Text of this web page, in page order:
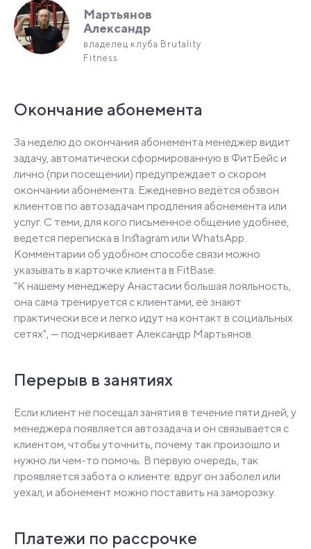
Мартьянов
Александр
владелец клуба Brutality
Fitness
Окончание абонемента
За неделю до окончания абонемента менеджер видит
задачу, автоматически сформированную в ФитБейс и
лично (при посещении) предупреждает о скором
окончании абонемента. Ежедневно ведётся обзвон
клиентов по автозадачам продления абонемента или
услуг. С теми, для кого письменное общение удобнее,
ведется переписка в Instagram или WhatsApp.
Комментарии об удобном способе связи можно
указывать в карточке клиента в FitBase.
"К нашему менеджеру Анастасии большая лояльность,
она сама тренируется с клиентами, её знают
практически все и легко идут на контакт в социальных
сетях", — подчеркивает Александр Мартьянов.
Перерыв в занятиях
Если клиент не посещал занятия в течение пяти дней, у
менеджера появляется автозадача и он связывается с
клиентом, чтобы уточнить, почему так произошло и
нужно ли чем-то помочь. В первую очередь, так
проявляется забота о клиенте: вдруг он заболел или
уехал, и абонемент можно поставить на заморозку.
Платежи по рассрочке